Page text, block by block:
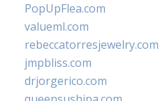
PopUpFlea.com
valueml.com
rebeccatorresjewelry.com
jmpbliss.com
drjorgerico.com